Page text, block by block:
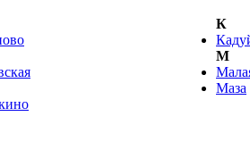
К
М
Маза